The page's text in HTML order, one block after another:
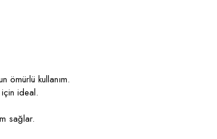
ömürlü kullanım.
ideal.
sağlar.